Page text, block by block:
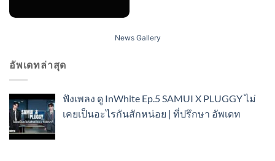
News Gallery
อัพเดทล่าสุด
ฟังเพลง ดู InWhite Ep.5 SAMUI X PLUGGY ไม่
เคยเป็นอะไรกันสักหน่อย | ที่ปรึกษา อัพเดท